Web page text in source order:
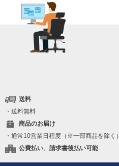
送料
・送料無料
商品のお届け
・通常10営業日程度（※一部商品を除く）
公費払い、請求書後払い可能